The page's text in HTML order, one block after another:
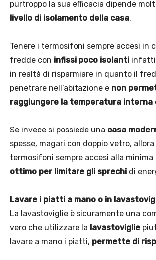
purtroppo la sua efficacia dipende
livello di isolamento della casa.
Tenere i termosifoni sempre accesi in
fredde con infissi poco isolanti infatti
in realtà di risparmiare in quanto il
penetrare nell’abitazione e non
raggiungere la temperatura interna
Se invece si possiede una casa
spesse, magari con doppio vetro,
termosifoni sempre accesi alla minima
ottimo per limitare gli sprechi di
Lavare i piatti a mano o in
La lavastoviglie è sicuramente una
vero che utilizzare la lavastoviglie
lavare a mano i piatti, permette di